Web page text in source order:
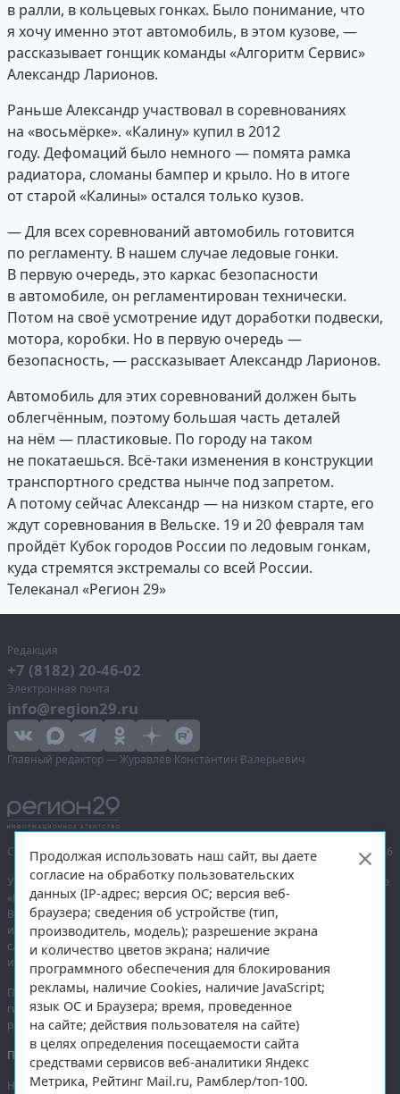
в ралли, в кольцевых гонках. Было понимание, что
я хочу именно этот автомобиль, в этом кузове, —
рассказывает гонщик команды «Алгоритм Сервис»
Александр Ларионов.
Раньше Александр участвовал в соревнованиях
на «восьмёрке». «Калину» купил в 2012
году. Дефомаций было немного — помята рамка
радиатора, сломаны бампер и крыло. Но в итоге
от старой «Калины» остался только кузов.
— Для всех соревнований автомобиль готовится
по регламенту. В нашем случае ледовые гонки.
В первую очередь, это каркас безопасности
в автомобиле, он регламентирован технически.
Потом на своё усмотрение идут доработки подвески,
мотора, коробки. Но в первую очередь —
безопасность, — рассказывает Александр Ларионов.
Автомобиль для этих соревнований должен быть
облегчённым, поэтому большая часть деталей
на нём — пластиковые. По городу на таком
не покатаешься. Всё-таки изменения в конструкции
транспортного средства нынче под запретом.
А потому сейчас Александр — на низком старте, его
ждут соревнования в Вельске. 19 и 20 февраля там
пройдёт Кубок городов России по ледовым гонкам,
куда стремятся экстремалы со всей России.
Телеканал «Регион 29»
Редакция
+7 (8182) 20-46-02
Электронная почта
info@region29.ru
Главный редактор — Журавлёв Константин Валерьевич
Сетевое издание «Информационное агентство Регион 29»,
© 2016–2026
Учредитель — общество с ограниченной ответственностью «Агентство
«Правда Севера».
Выписка из реестра зарегистрированных средств массовой
информации:ЭЛ № ФС 77-74226от 09.11.2018 выдано Федеральной
службой по надзору в сфере связи, информационных технологий
и массовых коммуникаций (Роскомнадзор).
При полном или частичном использовании любых материалов
гиперссылка на region29.ruобязательна. Копирование материалов без
разрешения администрации сайта запрещено.
Правовая информация
На информационном ресурсе применяютсярекомендательные
Продолжая использовать наш сайт, вы даете
согласие на обработку пользовательских
данных (IP-адрес; версия ОС; версия веб-
браузера; сведения об устройстве (тип,
производитель, модель); разрешение экрана
и количество цветов экрана; наличие
программного обеспечения для блокирования
рекламы, наличие Cookies, наличие JavaScript;
язык ОС и Браузера; время, проведенное
на сайте; действия пользователя на сайте)
в целях определения посещаемости сайта
средствами сервисов веб-аналитики Яндекс
Метрика, Рейтинг Mail.ru, Рамблер/топ-100.